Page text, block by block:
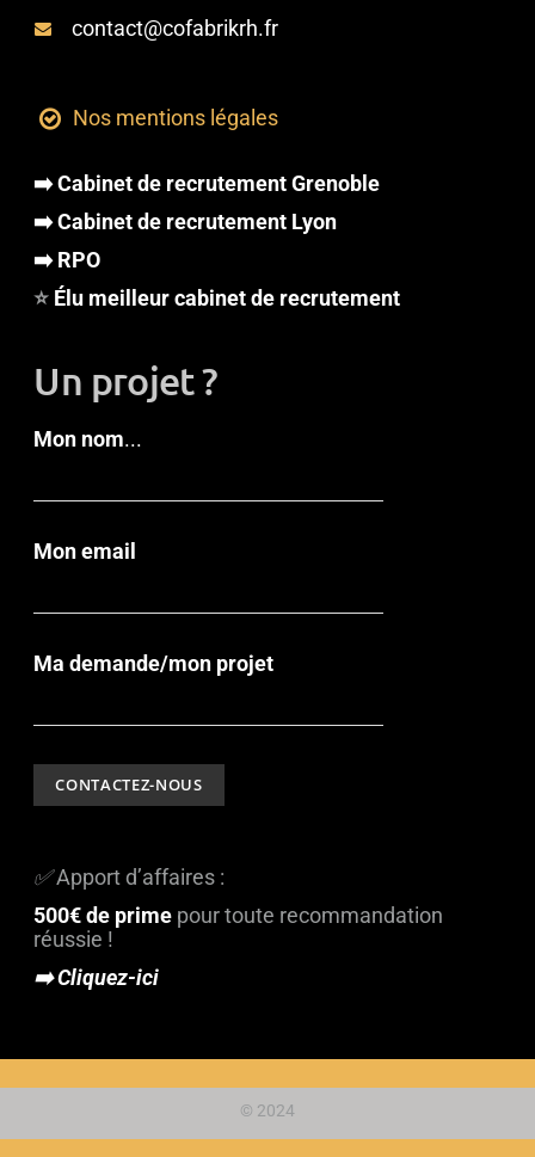
contact@cofabrikrh.fr
Nos mentions légales
➡️ Cabinet de recrutement Grenoble
➡️ Cabinet de recrutement Lyon
➡️ RPO
⭐ Élu meilleur cabinet de recrutement
Un projet ?
Mon nom...
Mon email
Ma demande/mon projet
✅Apport d’affaires :
500€ de prime pour toute recommandation
réussie !
➡️ Cliquez-ici
© 2024